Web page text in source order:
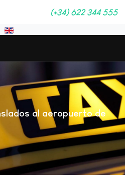
(+34) 622 344 555
al aeropuerto de